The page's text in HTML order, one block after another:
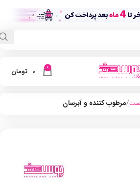
0
0 تومان
مرطوب کننده و آبرسان